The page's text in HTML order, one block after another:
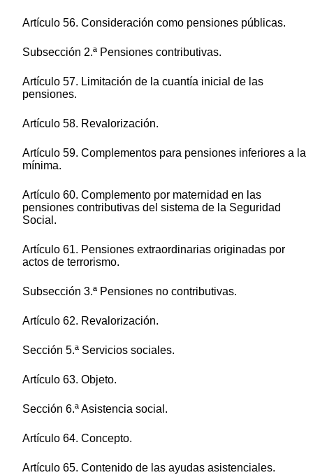
Artículo 56. Consideración como pensiones públicas.
Subsección 2.ª Pensiones contributivas.
Artículo 57. Limitación de la cuantía inicial de las
pensiones.
Artículo 58. Revalorización.
Artículo 59. Complementos para pensiones inferiores a la
mínima.
Artículo 60. Complemento por maternidad en las
pensiones contributivas del sistema de la Seguridad
Social.
Artículo 61. Pensiones extraordinarias originadas por
actos de terrorismo.
Subsección 3.ª Pensiones no contributivas.
Artículo 62. Revalorización.
Sección 5.ª Servicios sociales.
Artículo 63. Objeto.
Sección 6.ª Asistencia social.
Artículo 64. Concepto.
Artículo 65. Contenido de las ayudas asistenciales.